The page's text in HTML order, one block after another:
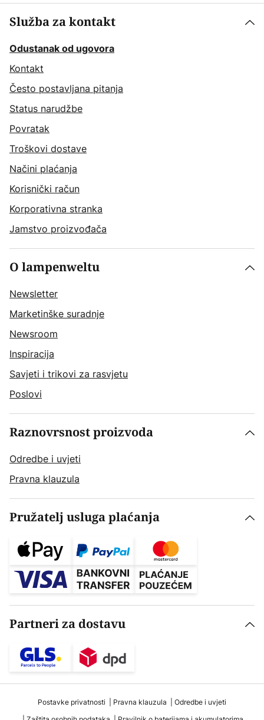
Služba za kontakt
Odustanak od ugovora
Kontakt
Često postavljana pitanja
Status narudžbe
Povratak
Troškovi dostave
Načini plaćanja
Korisnički račun
Korporativna stranka
Jamstvo proizvođača
O lampenweltu
Newsletter
Marketinške suradnje
Newsroom
Inspiracija
Savjeti i trikovi za rasvjetu
Poslovi
Raznovrsnost proizvoda
Odredbe i uvjeti
Pravna klauzula
Pružatelj usluga plaćanja
Partneri za dostavu
Postavke privatnosti Pravna klauzula
Odredbe i uvjeti